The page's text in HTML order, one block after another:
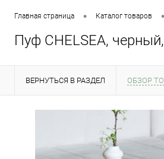
Главная страница • Каталог товаров •
Пуф CHELSEA,
ВЕРНУТЬСЯ В РАЗДЕЛ ОБЗОР